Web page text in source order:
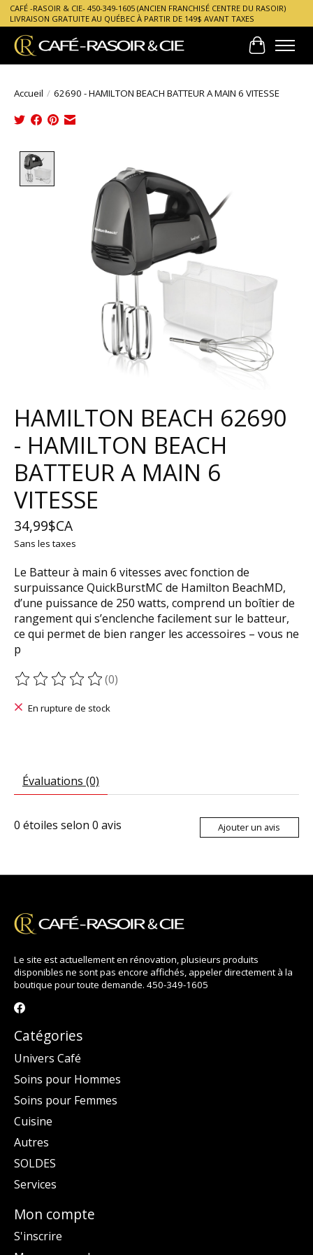
CAFÉ -RASOIR & CIE- 450-349-1605 (ANCIEN FRANCHISÉ CENTRE DU RASOIR)
LIVRAISON GRATUITE AU QUÉBEC À PARTIR DE 149$ AVANT TAXES
Panier
Accueil / 62690 - HAMILTON BEACH BATTEUR A MAIN 6 VITESSE
HAMILTON BEACH 62690
- HAMILTON BEACH
BATTEUR A MAIN 6
VITESSE
34,99$CA
Sans les taxes
Le Batteur à main 6 vitesses avec fonction de
surpuissance QuickBurstMC de Hamilton BeachMD,
d’une puissance de 250 watts, comprend un boîtier de
rangement qui s’enclenche facilement sur le batteur,
ce qui permet de bien ranger les accessoires – vous ne
p
Ce produit est évalué à
(0)
En rupture de stock
Évaluations (0)
0 étoiles selon 0 avis Ajouter un avis
Le site est actuellement en rénovation, plusieurs produits
disponibles ne sont pas encore affichés, appeler directement à la
boutique pour toute demande. 450-349-1605
Catégories
Univers Café
Soins pour Hommes
Soins pour Femmes
Cuisine
Autres
SOLDES
Services
Mon compte
S'inscrire